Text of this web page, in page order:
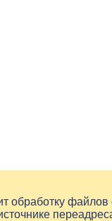
обработку файлов